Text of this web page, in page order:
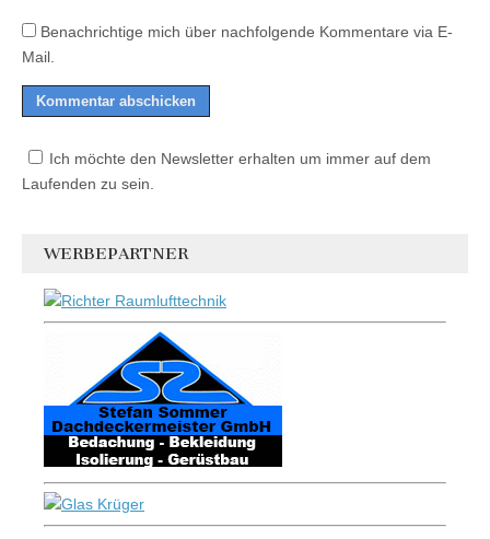
Benachrichtige mich über nachfolgende Kommentare via E-
Mail.
Ich möchte den Newsletter erhalten um immer auf dem
Laufenden zu sein.
WERBEPARTNER